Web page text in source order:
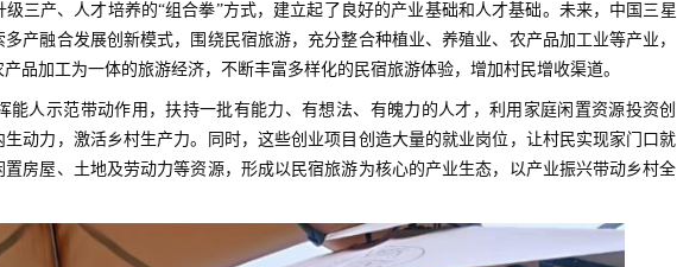
三产、人才培养的“组合拳”方式，建立起了良好的产业基础和人才基础。未来，中国三星
产融合发展创新模式，围绕民宿旅游，充分整合种植业、养殖业、农产品加工业等产业，
品加工为一体的旅游经济，不断丰富多样化的民宿旅游体验，增加村民增收渠道。
能人示范带动作用，扶持一批有能力、有想法、有魄力的人才，利用家庭闲置资源投资创
动力，激活乡村生产力。同时，这些创业项目创造大量的就业岗位，让村民实现家门口就
房屋、土地及劳动力等资源，形成以民宿旅游为核心的产业生态，以产业振兴带动乡村全